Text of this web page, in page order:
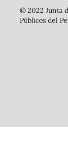
© 2022 Junta
Públicos del